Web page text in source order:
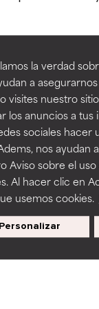
la verdad
a
visites nuestro
los anuncios a
sociales
nos ayudan
Aviso sobre el
Al hacer clic en
usemos cookies.
to assess
beneficiosos
la estabilidad o la
básicos o que no
algunos
efectos
se utiliza en altas
beneficiosos
la estabilidad o la
básicos o que no
algunos
efectos
se utiliza en altas